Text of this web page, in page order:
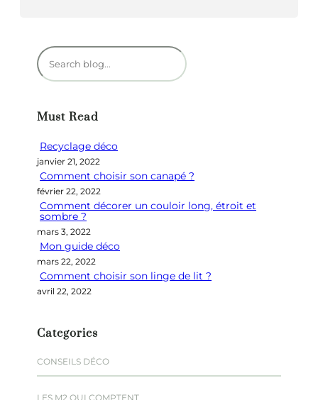
R
e
e
c
h
e
Must Read
Recyclage déco
janvier 21, 2022
Comment choisir son canapé ?
février 22, 2022
Comment décorer un couloir long, étroit et
sombre ?
mars 3, 2022
Mon guide déco
mars 22, 2022
Comment choisir son linge de lit ?
avril 22, 2022
Categories
CONSEILS DÉCO
LES M2 QUI COMPTENT